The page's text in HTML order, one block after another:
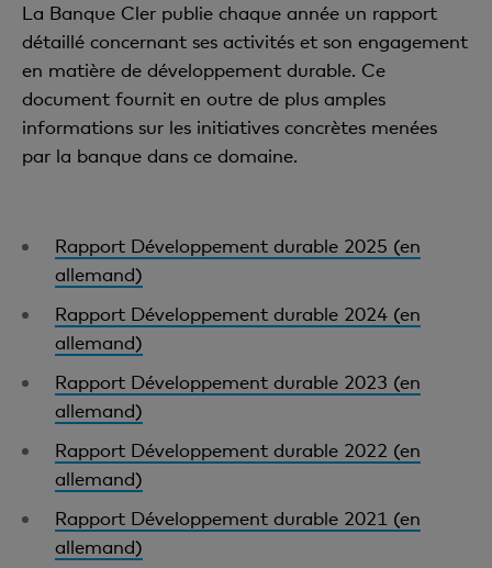
La Banque Cler publie chaque année un rapport
détaillé concernant ses activités et son engagement
en matière de développement durable. Ce
document fournit en outre de plus amples
informations sur les initiatives concrètes menées
par la banque dans ce domaine.
Rapport Développement durable 2025 (en
allemand)
Rapport Développement durable 2024 (en
allemand)
Rapport Développement durable 2023 (en
allemand)
Rapport Développement durable 2022 (en
allemand)
Rapport Développement durable 2021 (en
allemand)